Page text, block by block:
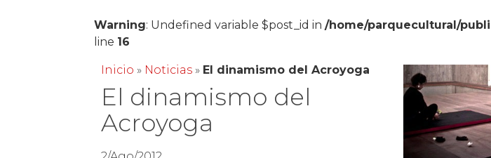
Warning: Undefined variable $post_id in/home/parquecultural/
line 16
Inicio » Noticias » El dinamismo del Acroyoga
El dinamismo del
Acroyoga